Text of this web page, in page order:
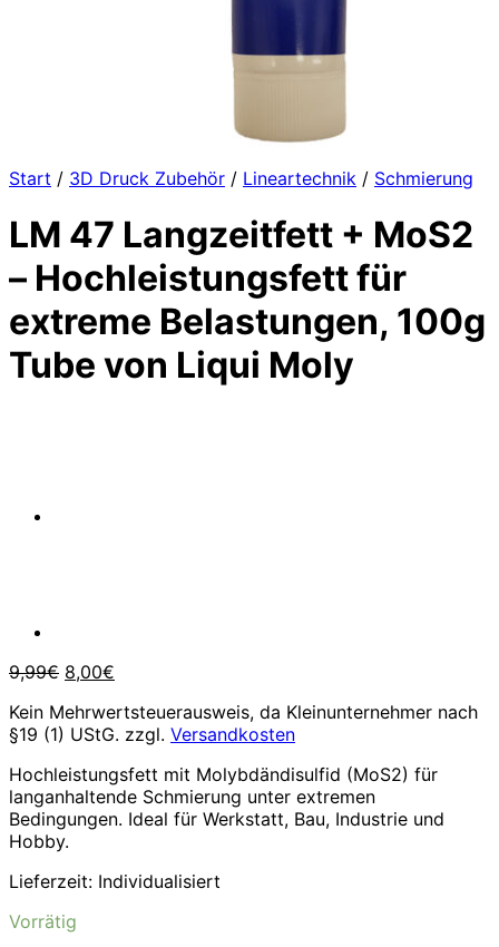
Start / 3D Druck Zubehör / Lineartechnik / Schmierung
LM 47 Langzeitfett + MoS2
– Hochleistungsfett für
extreme Belastungen, 100g
Tube von Liqui Moly
9,99€ Ursprünglicher
war:
9,99€
8,00€
ist:
8,00€.
Kein Mehrwertsteuerausweis, da Kleinunternehmer nach
§19 (1) UStG. zzgl. Versandkosten
Hochleistungsfett mit Molybdändisulfid (MoS2) für
langanhaltende Schmierung unter extremen
Bedingungen. Ideal für Werkstatt, Bau, Industrie und
Hobby.
Lieferzeit: Individualisiert
Vorrätig